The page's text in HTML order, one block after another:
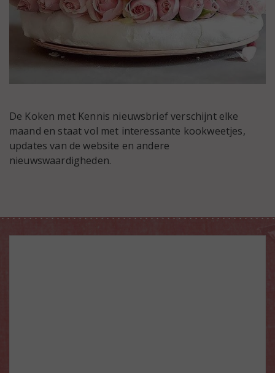
De Koken met Kennis nieuwsbrief verschijnt elke
maand en staat vol met interessante kookweetjes,
updates van de website en andere
nieuwswaardigheden.